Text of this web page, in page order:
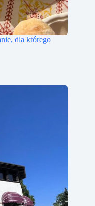
dla którego